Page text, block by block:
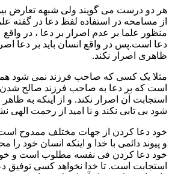
هر دو درست می گویند ولی شبهه تعارض
از مسامحه در استفاده لفظ دعا در گفته
منظور علما بر عدم اصرار بر دعا ، در
دعا است.پس در واقع انسان باید بر دعا
ظاهری اصرار نکند.
مثلا یک کسی که صاحب فرزند نمی شود
است که بر دعا به صاحب فرزند صالح شدن
استجابت آن اصرار نکند. و از اینکه به
شود بی تابی نکند و نا امید از رحمت الهی
خود دعا کردن از جهات مختلف ممدوح است.
و پیوند دائمی با خدا و اینکه انسان خود را
خود دعا کردن فی نفسه مطلوب است و
استجابت است. تا خدا نخواهد کسی توفیق